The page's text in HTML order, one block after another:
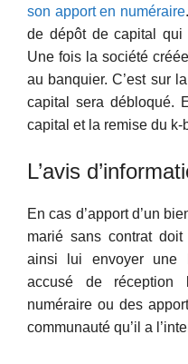
son apport en numéraire
de dépôt de capital qui
Une fois la société
au banquier. C’est sur
capital sera débloqué.
capital et la remise du k-
L’avis
En cas d’apport d’un
marié sans contrat doit
ainsi lui envoyer une
accusé de réception
numéraire ou des
communauté qu’il a